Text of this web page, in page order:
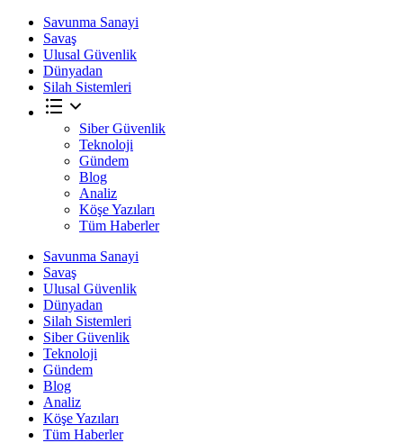
Savunma Sanayi
Savaş
Ulusal Güvenlik
Dünyadan
Silah Sistemleri
Siber Güvenlik
Teknoloji
Gündem
Blog
Analiz
Köşe Yazıları
Tüm Haberler
Savunma Sanayi
Savaş
Ulusal Güvenlik
Dünyadan
Silah Sistemleri
Siber Güvenlik
Teknoloji
Gündem
Blog
Analiz
Köşe Yazıları
Tüm Haberler